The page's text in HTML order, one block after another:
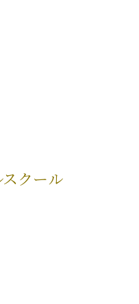
クール